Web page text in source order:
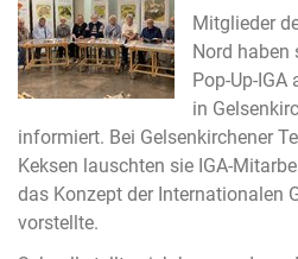
Mitglieder
Nord haben
Pop-Up-
in
informiert. Bei Gelsenkirchener
Keksen lauschten sie IGA-
das Konzept der Internationalen
vorstellte.